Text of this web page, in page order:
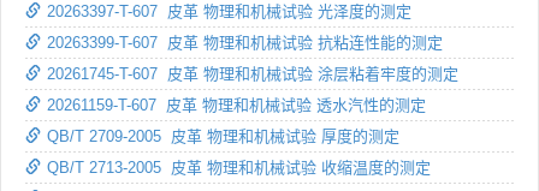
20263397-T-607 皮革 物理和机械试验 光泽度的测定
20263399-T-607 皮革 物理和机械试验 抗粘连性能的测定
20261745-T-607 皮革 物理和机械试验 涂层粘着牢度的测定
20261159-T-607 皮革 物理和机械试验 透水汽性的测定
QB/T 2709-2005 皮革 物理和机械试验 厚度的测定
QB/T 2713-2005 皮革 物理和机械试验 收缩温度的测定